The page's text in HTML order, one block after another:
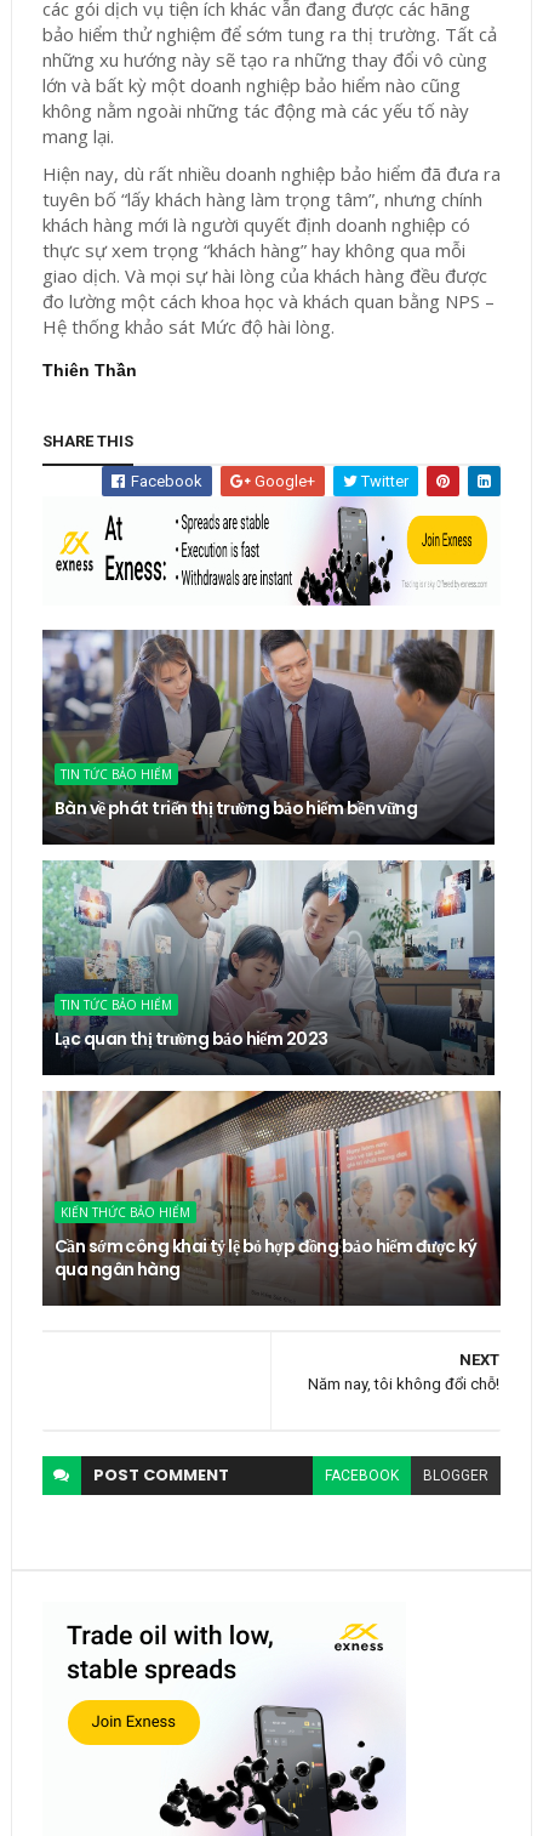
các gói dịch vụ tiện ích khác vẫn đang được các hãng
bảo hiểm thử nghiệm để sớm tung ra thị trường. Tất cả
những xu hướng này sẽ tạo ra những thay đổi vô cùng
lớn và bất kỳ một doanh nghiệp bảo hiểm nào cũng
không nằm ngoài những tác động mà các yếu tố này
mang lại.
Hiện nay, dù rất nhiều doanh nghiệp bảo hiểm đã đưa ra
tuyên bố “lấy khách hàng làm trọng tâm”, nhưng chính
khách hàng mới là người quyết định doanh nghiệp có
thực sự xem trọng “khách hàng” hay không qua mỗi
giao dịch. Và mọi sự hài lòng của khách hàng đều được
đo lường một cách khoa học và khách quan bằng NPS –
Hệ thống khảo sát Mức độ hài lòng.
Thiên Thần
SHARE THIS
Facebook Google+ Twitter
TIN TỨC BẢO HIỂM
Bàn về phát triển thị trường bảo hiểm bền vững
TIN TỨC BẢO HIỂM
Lạc quan thị trường bảo hiểm 2023
KIẾN THỨC BẢO HIỂM
Cần sớm công khai tỷ lệ bỏ hợp đồng bảo hiểm được ký
qua ngân hàng
NEXT
Năm nay, tôi không đổi chỗ!
POST COMMENT FACEBOOK BLOGGER